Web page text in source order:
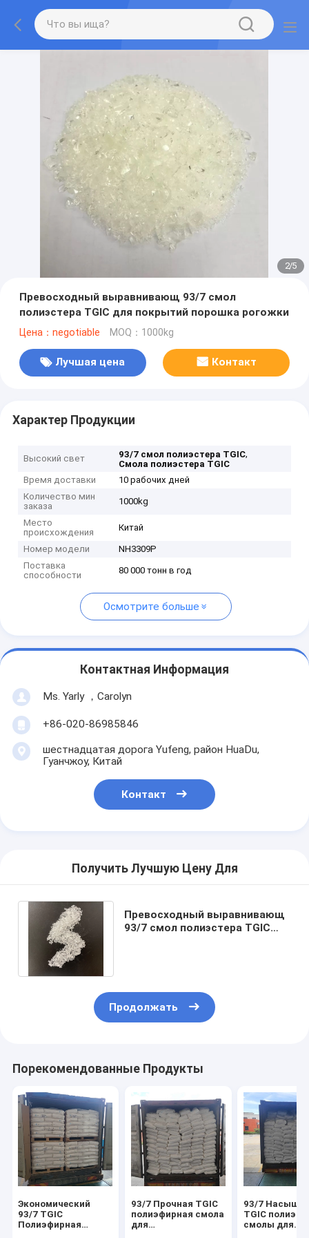
2/5
Превосходный выравнивающ 93/7 смол
полиэстера TGIC для покрытий порошка рогожки
Цена：negotiable MOQ：1000kg
Лучшая цена Контакт
Характер Продукции
Высокий свет 93/7 смол полиэстера TGIC,
Смола полиэстера TGIC
Время доставки
10 рабочих дней
Количество мин
заказа
1000kg
Место
происхождения
Китай
Номер модели
NH3309P
Поставка
способности
80 000 тонн в год
Осмотрите больше
Контактная Информация
Ms. Yarly ，Carolyn
+86-020-86985846
шестнадцатая дорога Yufeng, район HuaDu,
Гуанчжоу, Китай
Контакт
Получить Лучшую Цену Для
Превосходный выравнивающ
93/7 смол полиэстера TGIC
Продолжать
Порекомендованные Продукты
Экономический
93/7 TGIC
Полиэфирная
93/7 Прочная TGIC
полиэфирная смола
для
93/7
TGIC
смолы для